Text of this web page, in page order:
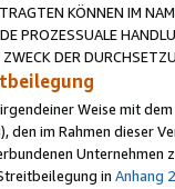
KÖNNEN IM
PROZESSUALE
DER
Weise mit
den im Rahmen dieser
in Anhang 2